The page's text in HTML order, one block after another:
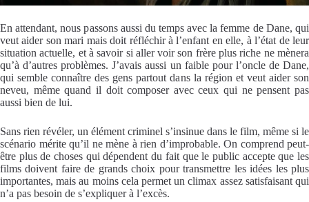
En attendant, nous passons aussi du temps avec la femme de Dane, qui
veut aider son mari mais doit réfléchir à l’enfant en elle, à l’état de leur
situation actuelle, et à savoir si aller voir son frère plus riche ne mènera
qu’à d’autres problèmes. J’avais aussi un faible pour l’oncle de Dane,
qui semble connaître des gens partout dans la région et veut aider son
neveu, même quand il doit composer avec ceux qui ne pensent pas
aussi bien de lui.
Sans rien révéler, un élément criminel s’insinue dans le film, même si le
scénario mérite qu’il ne mène à rien d’improbable. On comprend peut-
être plus de choses qui dépendent du fait que le public accepte que les
films doivent faire de grands choix pour transmettre les idées les plus
importantes, mais au moins cela permet un climax assez satisfaisant qui
n’a pas besoin de s’expliquer à l’excès.